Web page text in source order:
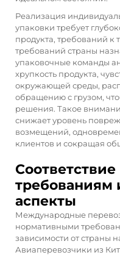
Реализация
упаковки требует
продукта, требований к
требований страны
упаковочные команды
хрупкость продукта,
окружающей среды,
обращению с грузом,
решения. Такое
снижает уровень
возмещений,
клиентов и сокращая
требованиям
аспекты
Международные
нормативными
зависимости от страны
Авиаперевозчики из